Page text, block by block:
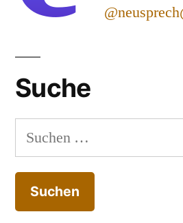
Suche
Suchen
nach: